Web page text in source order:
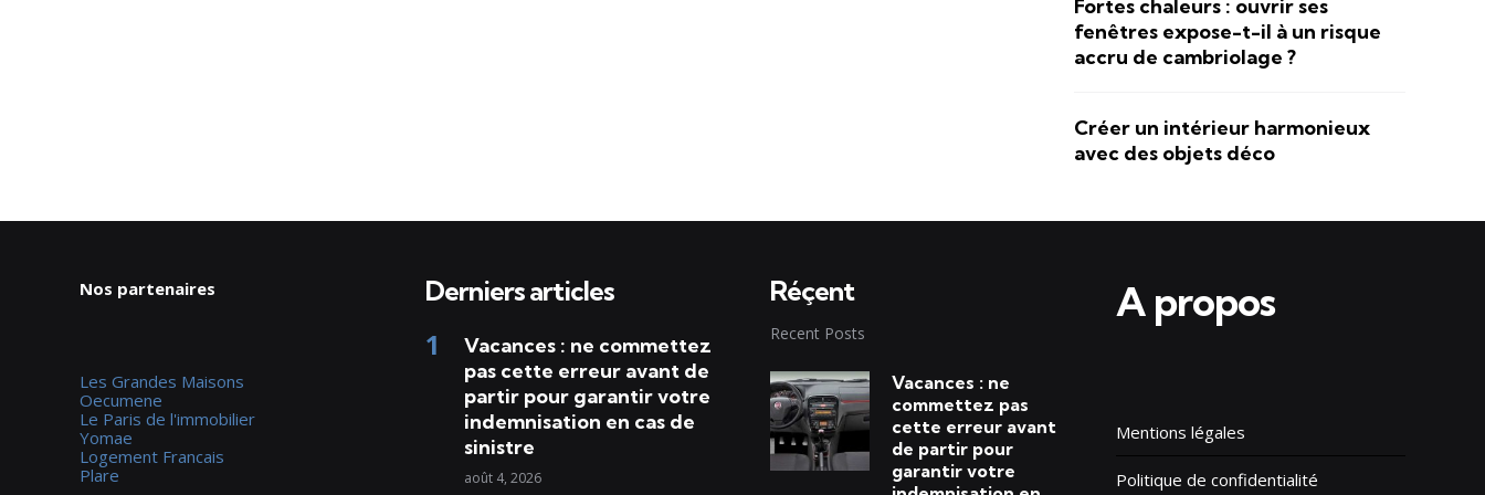
Fortes chaleurs : ouvrir ses
fenêtres expose-t-il à un risque
accru de cambriolage ?
Créer un intérieur harmonieux
avec des objets déco
Nos partenaires
Les Grandes Maisons
Oecumene
Le Paris de l'immobilier
Yomae
Logement Francais
Plare
Derniers articles
Vacances : ne commettez
pas cette erreur avant de
partir pour garantir votre
indemnisation en cas de
sinistre
août 4, 2026
Réçent
Recent Posts
Vacances : ne
commettez pas
cette erreur avant
de partir pour
garantir votre
A propos
Mentions légales
Politique de confidentialité